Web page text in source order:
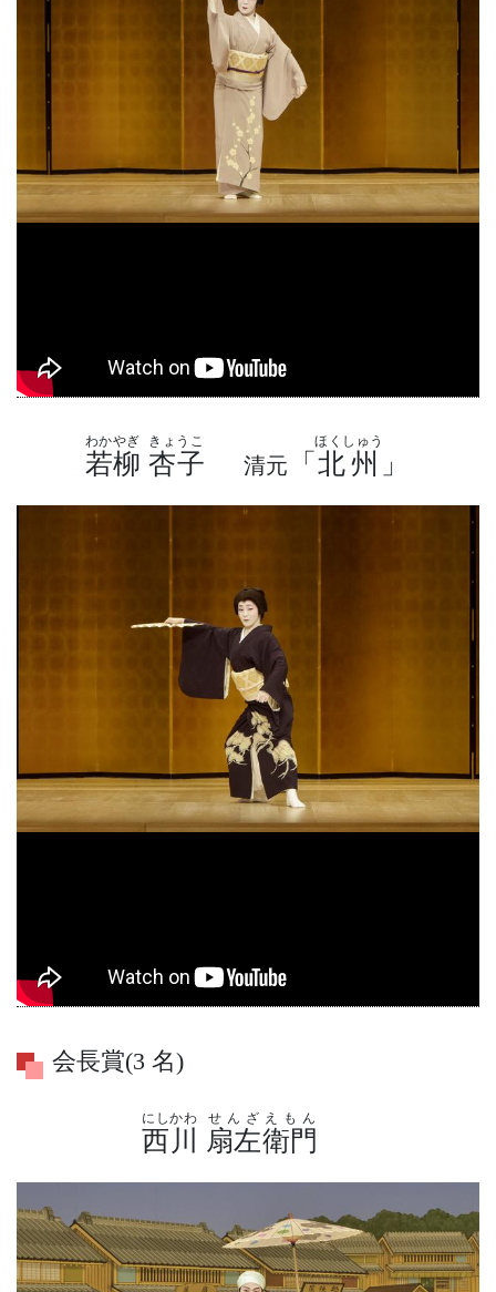
若柳
わかやぎ
杏子
きょうこ
清元 「 北州
ほくしゅう
」
会長賞(3 名)
西川
にしかわ
扇左衛門
せんざえもん